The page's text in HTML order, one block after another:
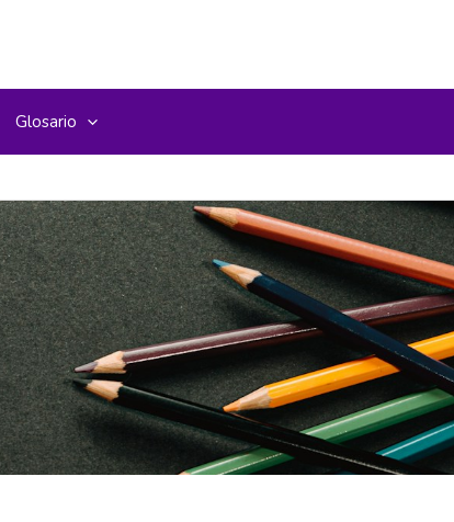
Glosario